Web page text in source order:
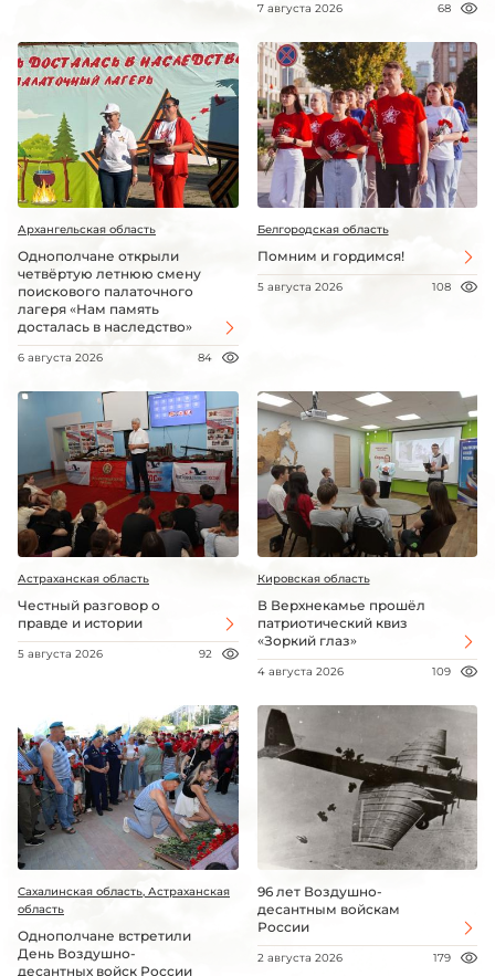
7 августа 2026 68
Архангельская область
Однополчане открыли
четвёртую летнюю смену
поискового палаточного
лагеря «Нам память
досталась в наследство»
6 августа 2026 84
Белгородская область
Помним и гордимся!
5 августа 2026 108
Астраханская область
Честный разговор о
правде и истории
5 августа 2026 92
Кировская область
В Верхнекамье прошёл
патриотический квиз
«Зоркий глаз»
4 августа 2026 109
Сахалинская область, Астраханская
область
Однополчане встретили
День Воздушно-
десантных войск России
96 лет Воздушно-
десантным войскам
России
2 августа 2026 179